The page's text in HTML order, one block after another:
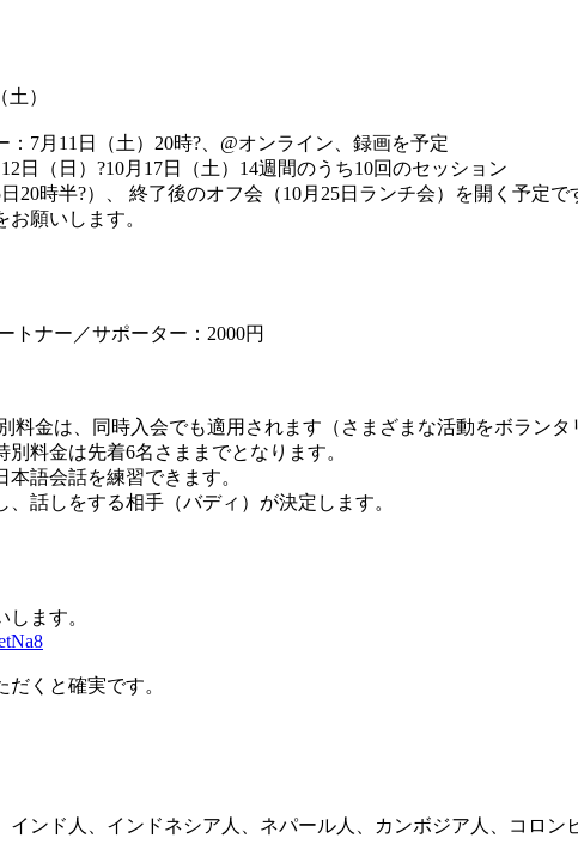
）
：7月11日（土）20時?、@オンライン、録画を予定
日（日）?10月17日（土）14週間のうち10回のセッション
20時半?）、 終了後のオフ会（10月25日ランチ会）を開く予定で
お願いします。
トナー／サポーター：2000円
料金は、同時入会でも適用されます（さまざまな活動をボラン
料金は先着6名さままでとなります。
語会話を練習できます。
話しをする相手（バディ）が決定します。
ます。
くと確実です。
インド人、インドネシア人、ネパール人、カンボジア人、コロン